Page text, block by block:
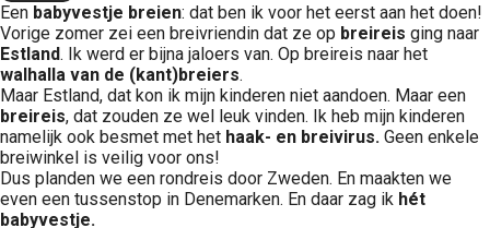
Een babyvestje breien: dat ben ik voor het eerst aan het doen!
Vorige zomer zei een breivriendin dat ze op breireis ging naar
Estland. Ik werd er bijna jaloers van. Op breireis naar het
walhalla van de (kant)breiers.
Maar Estland, dat kon ik mijn kinderen niet aandoen. Maar een
breireis, dat zouden ze wel leuk vinden. Ik heb mijn kinderen
namelijk ook besmet met het haak- en breivirus. Geen enkele
breiwinkel is veilig voor ons!
Dus planden we een rondreis door Zweden. En maakten we
even een tussenstop in Denemarken. En daar zag ik hét
babyvestje.